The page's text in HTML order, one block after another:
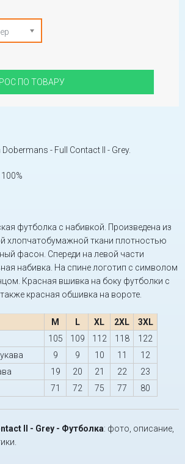
ПО ТОВАРУ
- Full Contact II - Grey.
футболка с набивкой. Произведена из
хлопчатобумажной ткани плотностью
фасон. Спереди на левой части
набивка. На спине логотип с символом
Красная вшивка на боку футболки с
красная обшивка на вороте.
M L XL 2XL
3XL
105 109 112 118
122
9 9 10 11
12
19 20 21 22
23
71 72 75 77 80
II - Grey - Футболка: фото, описание,